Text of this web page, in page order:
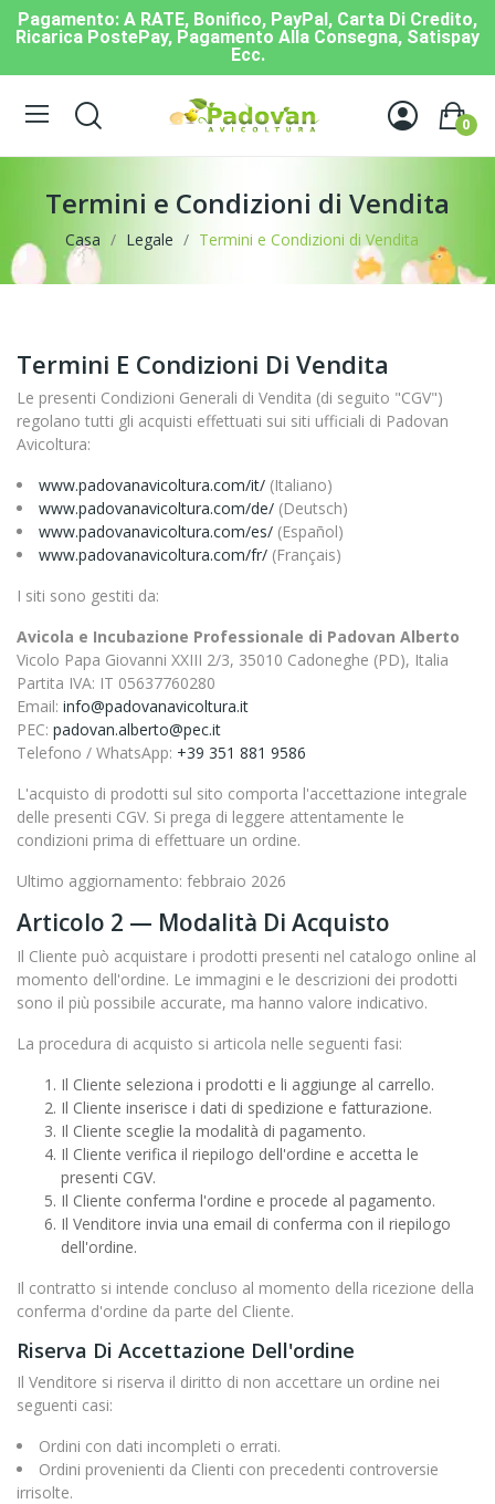
Pagamento: A RATE, Bonifico, PayPal, Carta Di Credito,
Ricarica PostePay, Pagamento Alla Consegna, Satispay
Ecc.
0
Termini e Condizioni di Vendita
Casa Legale Termini e Condizioni di Vendita
Termini E Condizioni Di Vendita
Le presenti Condizioni Generali di Vendita (di seguito "CGV")
regolano tutti gli acquisti effettuati sui siti ufficiali di Padovan
Avicoltura:
www.padovanavicoltura.com/it/ (Italiano)
www.padovanavicoltura.com/de/ (Deutsch)
www.padovanavicoltura.com/es/ (Español)
www.padovanavicoltura.com/fr/ (Français)
I siti sono gestiti da:
Avicola e Incubazione Professionale di Padovan Alberto
Vicolo Papa Giovanni XXIII 2/3, 35010 Cadoneghe (PD), Italia
Partita IVA: IT 05637760280
Email: info@padovanavicoltura.it
PEC: padovan.alberto@pec.it
Telefono / WhatsApp: +39 351 881 9586
L'acquisto di prodotti sul sito comporta l'accettazione integrale
delle presenti CGV. Si prega di leggere attentamente le
condizioni prima di effettuare un ordine.
Ultimo aggiornamento: febbraio 2026
Articolo 2 — Modalità Di Acquisto
Il Cliente può acquistare i prodotti presenti nel catalogo online al
momento dell'ordine. Le immagini e le descrizioni dei prodotti
sono il più possibile accurate, ma hanno valore indicativo.
La procedura di acquisto si articola nelle seguenti fasi:
Il Cliente seleziona i prodotti e li aggiunge al carrello.
Il Cliente inserisce i dati di spedizione e fatturazione.
Il Cliente sceglie la modalità di pagamento.
Il Cliente verifica il riepilogo dell'ordine e accetta le
presenti CGV.
Il Cliente conferma l'ordine e procede al pagamento.
Il Venditore invia una email di conferma con il riepilogo
dell'ordine.
Il contratto si intende concluso al momento della ricezione della
conferma d'ordine da parte del Cliente.
Riserva Di Accettazione Dell'ordine
Il Venditore si riserva il diritto di non accettare un ordine nei
seguenti casi:
Ordini con dati incompleti o errati.
Ordini provenienti da Clienti con precedenti controversie
irrisolte.